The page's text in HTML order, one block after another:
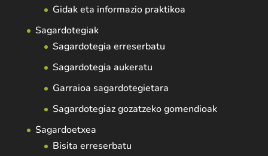
Gidak eta informazio praktikoa
Sagardotegiak
Sagardotegia erreserbatu
Sagardotegia aukeratu
Garraioa sagardotegietara
Sagardotegiaz gozatzeko gomendioak
Sagardoetxea
Bisita erreserbatu